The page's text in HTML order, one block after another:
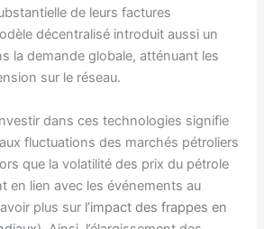
de leurs factures
décentralisé introduit aussi un
la demande globale, atténuant les
sur le réseau.
dans ces technologies signifie
fluctuations des marchés pétroliers
que la volatilité des prix du pétrole
en lien avec les événements au
plus sur l’impact des frappes en